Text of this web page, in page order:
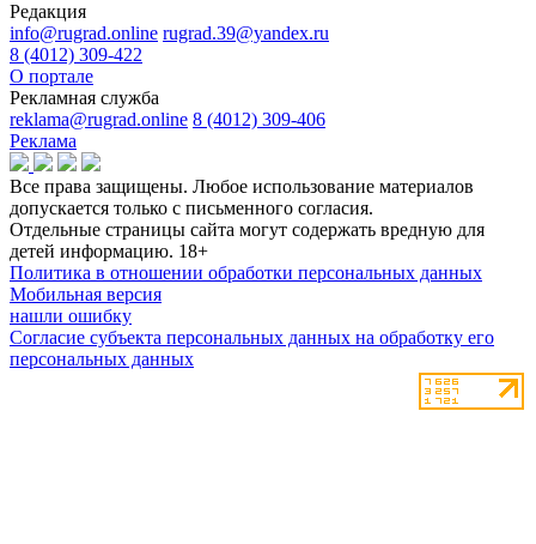
Редакция
info@rugrad.online rugrad.39@yandex.ru
8 (4012) 309-422
О портале
Рекламная служба
reklama@rugrad.online 8 (4012) 309-406
Реклама
Все права защищены. Любое использование материалов
допускается только с письменного согласия.
Отдельные страницы сайта могут содержать вредную для
детей информацию. 18+
Политика в отношении обработки персональных данных
Мобильная версия
нашли ошибку
Согласие субъекта персональных данных на обработку его
персональных данных